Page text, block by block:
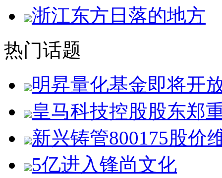
浙江东方日落的地方
热门话题
明昇量化基金即将开
皇马科技控股股东郑
新兴铸管800175股价
5亿进入锋尚文化